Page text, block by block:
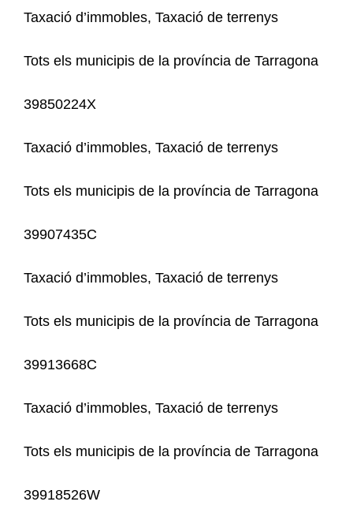
Taxació d’immobles, Taxació de terrenys
Tots els municipis de la província de Tarragona
39850224X
Taxació d’immobles, Taxació de terrenys
Tots els municipis de la província de Tarragona
39907435C
Taxació d’immobles, Taxació de terrenys
Tots els municipis de la província de Tarragona
39913668C
Taxació d’immobles, Taxació de terrenys
Tots els municipis de la província de Tarragona
39918526W